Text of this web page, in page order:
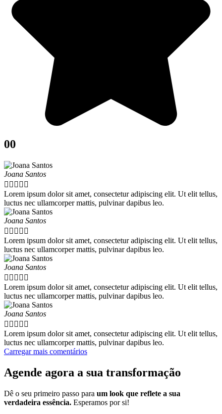
00
Joana Santos
    
Lorem ipsum dolor sit amet, consectetur adipiscing elit. Ut elit tellus,
luctus nec ullamcorper mattis, pulvinar dapibus leo.
Joana Santos
    
Lorem ipsum dolor sit amet, consectetur adipiscing elit. Ut elit tellus,
luctus nec ullamcorper mattis, pulvinar dapibus leo.
Joana Santos
    
Lorem ipsum dolor sit amet, consectetur adipiscing elit. Ut elit tellus,
luctus nec ullamcorper mattis, pulvinar dapibus leo.
Joana Santos
    
Lorem ipsum dolor sit amet, consectetur adipiscing elit. Ut elit tellus,
luctus nec ullamcorper mattis, pulvinar dapibus leo.
Carregar mais comentários
Agende agora a sua transformação
Dê o seu primeiro passo para um look que reflete a sua
verdadeira essência. Esperamos por si!